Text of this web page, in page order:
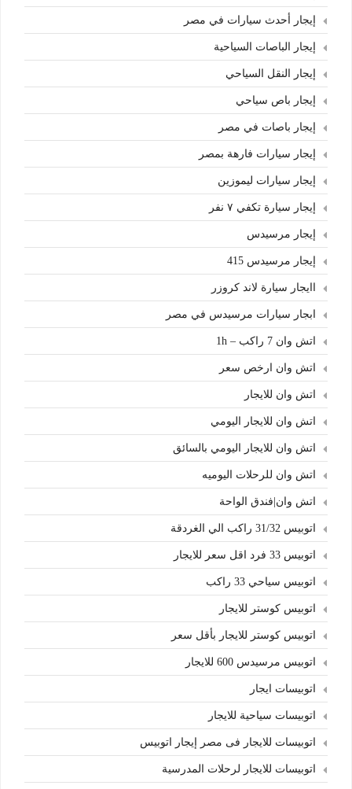
إيجار أحدث سيارات في مصر
إيجار الباصات السياحية
إيجار النقل السياحي
إيجار باص سياحي
إيجار باصات في مصر
إيجار سيارات فارهة بمصر
إيجار سيارات ليموزين
إيجار سيارة تكفي ٧ نفر
إيجار مرسيدس
إيجار مرسيدس 415
اايجار سيارة لاند كروزر
ابجار سيارات مرسيدس في مصر
اتش وان 7 راكب – 1h
اتش وان ارخص سعر
اتش وان للايجار
اتش وان للايجار اليومي
اتش وان للايجار اليومي بالسائق
اتش وان للرحلات اليوميه
اتش وان|فندق الواحة
اتوبيس 31/32 راكب الي الغردقة
اتوبيس 33 فرد اقل سعر للايجار
اتوبيس سياحي 33 راكب
اتوبيس كوستر للايجار
اتوبيس كوستر للايجار بأقل سعر
اتوبيس مرسيدس 600 للايجار
اتوبيسات ايجار
اتوبيسات سياحية للايجار
اتوبيسات للايجار فى مصر إيجار اتوبيس
اتوبيسات للايجار لرحلات المدرسية